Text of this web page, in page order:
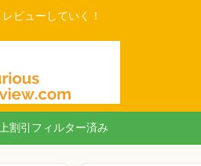
ビューしていく！
割引フィルター済み